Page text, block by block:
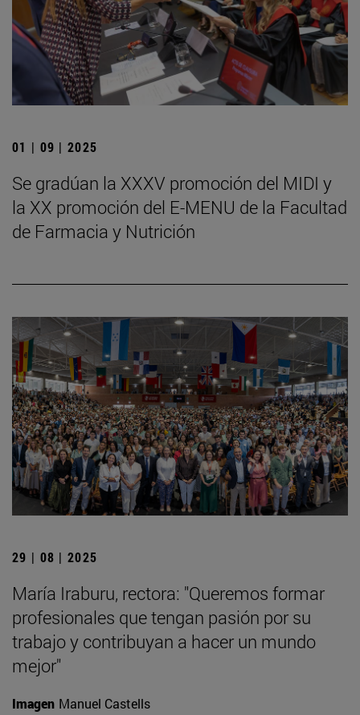
01 | 09 | 2025
Se gradúan la XXXV promoción del MIDI y
la XX promoción del E-MENU de la Facultad
de Farmacia y Nutrición
29 | 08 | 2025
María Iraburu, rectora: "Queremos formar
profesionales que tengan pasión por su
trabajo y contribuyan a hacer un mundo
mejor"
Imagen Manuel Castells